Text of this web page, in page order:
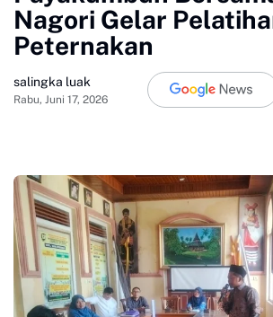
Nagori Gelar
Peternakan
salingka luak
Rabu, Juni 17, 2026